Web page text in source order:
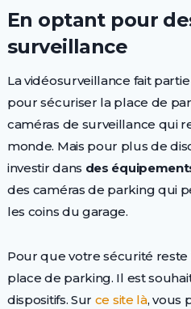
En optant pour
surveillance
La vidéosurveillance fait
pour sécuriser la place de
caméras de surveillance qui
monde. Mais pour plus de
investir dans des
des caméras de parking qui
les coins du garage.
Pour que votre sécurité
place de parking. Il est
dispositifs. Sur ce site là, vous